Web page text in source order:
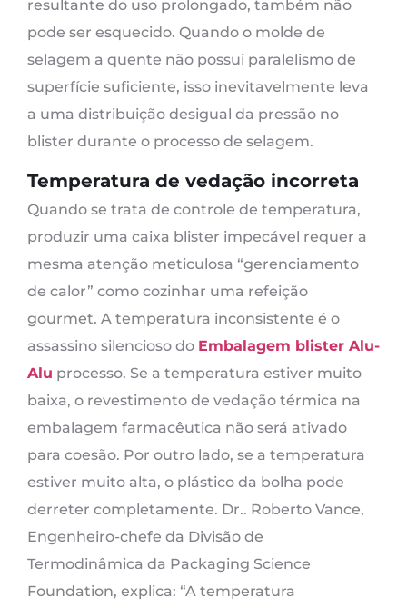
resultante do uso prolongado, também não
pode ser esquecido. Quando o molde de
selagem a quente não possui paralelismo de
superfície suficiente, isso inevitavelmente leva
a uma distribuição desigual da pressão no
blister durante o processo de selagem.
Temperatura de vedação incorreta
Quando se trata de controle de temperatura,
produzir uma caixa blister impecável requer a
mesma atenção meticulosa “gerenciamento
de calor” como cozinhar uma refeição
gourmet. A temperatura inconsistente é o
assassino silencioso do Embalagem blister Alu-
Alu processo. Se a temperatura estiver muito
baixa, o revestimento de vedação térmica na
embalagem farmacêutica não será ativado
para coesão. Por outro lado, se a temperatura
estiver muito alta, o plástico da bolha pode
derreter completamente. Dr.. Roberto Vance,
Engenheiro-chefe da Divisão de
Termodinâmica da Packaging Science
Foundation, explica: “A temperatura